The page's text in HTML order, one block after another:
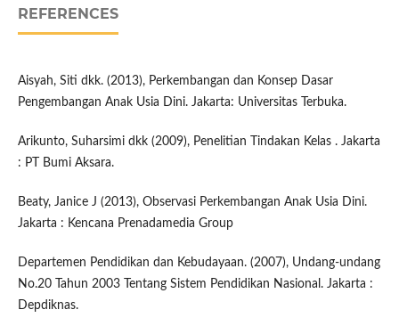
REFERENCES
Aisyah, Siti dkk. (2013), Perkembangan dan Konsep Dasar
Pengembangan Anak Usia Dini. Jakarta: Universitas Terbuka.
Arikunto, Suharsimi dkk (2009), Penelitian Tindakan Kelas . Jakarta
: PT Bumi Aksara.
Beaty, Janice J (2013), Observasi Perkembangan Anak Usia Dini.
Jakarta : Kencana Prenadamedia Group
Departemen Pendidikan dan Kebudayaan. (2007), Undang-undang
No.20 Tahun 2003 Tentang Sistem Pendidikan Nasional. Jakarta :
Depdiknas.